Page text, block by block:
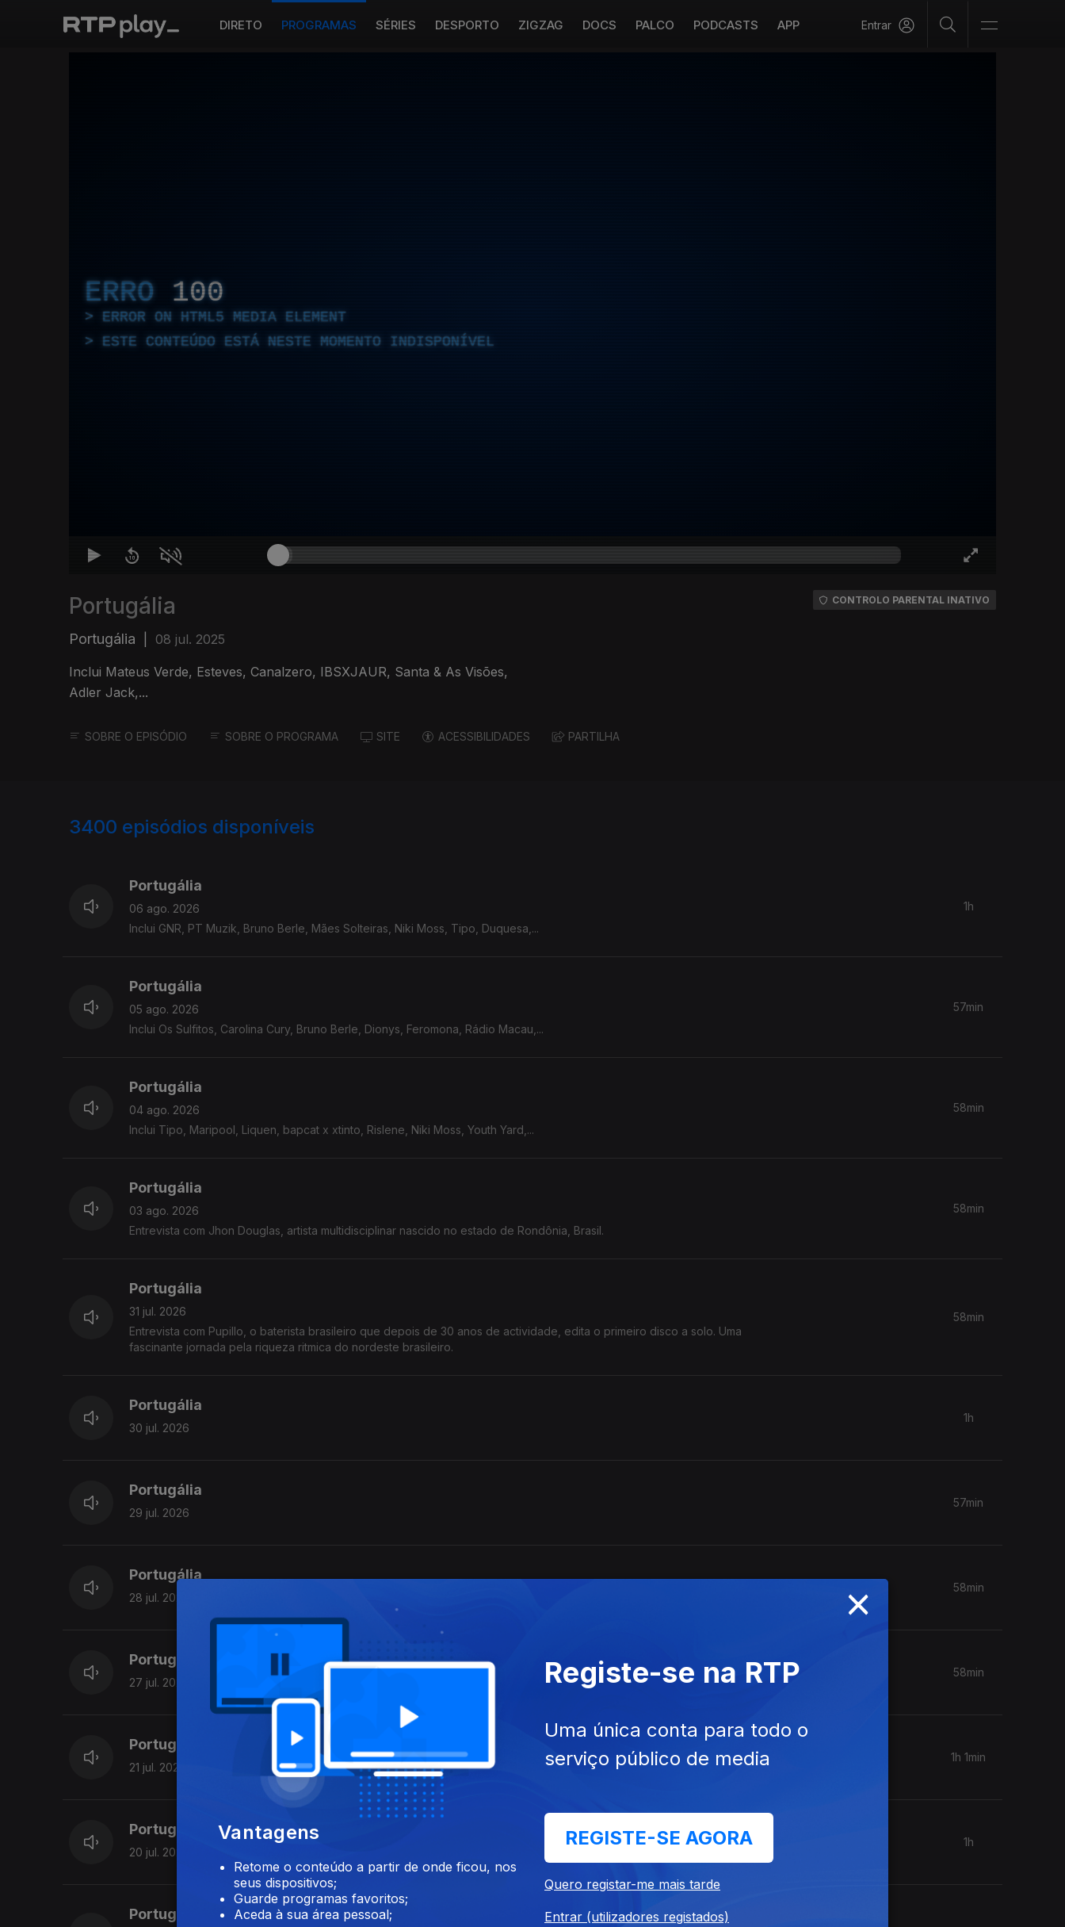
DIRETO PROGRAMAS SÉRIES DESPORTO ZIGZAG DOCS PALCO PODCASTS APP Entrar
ERRO 100
ERROR ON HTML5 MEDIA ELEMENT
ESTE CONTEÚDO ESTÁ NESTE MOMENTO INDISPONÍVEL
Portugália
Portugália 08 jul. 2025
Inclui Mateus Verde, Esteves, Canalzero, IBSXJAUR, Santa & As Visões,
Adler Jack,...
CONTROLO PARENTAL INATIVO
SOBRE O EPISÓDIO SOBRE O PROGRAMA SITE ACESSIBILIDADES PARTILHA
3400 episódios disponíveis
Portugália
06 ago. 2026
Inclui GNR, PT Muzik, Bruno Berle, Mães Solteiras, Niki Moss, Tipo, Duquesa,...
1h
Portugália
05 ago. 2026
Inclui Os Sulfitos, Carolina Cury, Bruno Berle, Dionys, Feromona, Rádio Macau,...
57min
Portugália
04 ago. 2026
Inclui Tipo, Maripool, Liquen, bapcat x xtinto, Rislene, Niki Moss, Youth Yard,...
58min
Portugália
03 ago. 2026
Entrevista com Jhon Douglas, artista multidisciplinar nascido no estado de Rondônia, Brasil.
58min
Portugália
31 jul. 2026
Entrevista com Pupillo, o baterista brasileiro que depois de 30 anos de actividade, edita o primeiro disco a solo. Uma
fascinante jornada pela riqueza ritmica do nordeste brasileiro.
58min
Portugália
30 jul. 2026
1h
Portugália
29 jul. 2026
57min
Portugália
28 jul. 2026
58min
Portugália
27 jul. 2026
58min
Portugália
21 jul. 2026
1h 1min
Portugália
20 jul. 2026
1h
Portugália
×
Vantagens
Retome o conteúdo a partir de onde ficou, nos
seus dispositivos;
Guarde programas favoritos;
Aceda à sua área pessoal;
Registe-se na RTP
Uma única conta para todo o
serviço público de media
REGISTE-SE AGORA
Quero registar-me mais tarde
Entrar (utilizadores registados)